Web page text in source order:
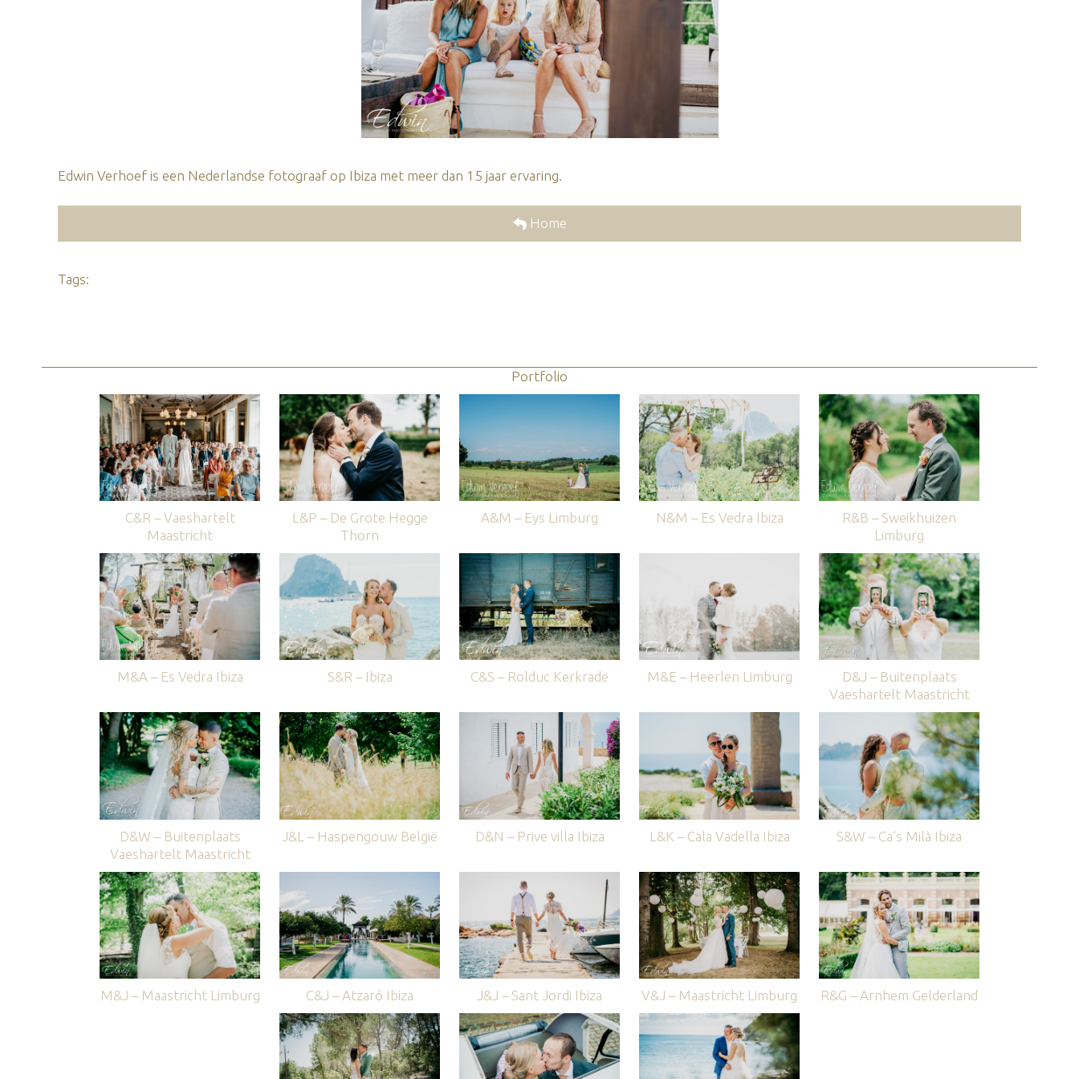
Edwin Verhoef is een Nederlandse fotograaf op Ibiza met meer dan 15 jaar ervaring.
Home
Tags:
Portfolio
C&R – Vaeshartelt
Maastricht
L&P – De Grote Hegge
Thorn
A&M – Eys Limburg N&M – Es Vedra Ibiza
R&B – Sweikhuizen
Limburg
M&A – Es Vedra Ibiza S&R – Ibiza C&S – Rolduc Kerkrade M&E – Heerlen Limburg
D&J – Buitenplaats
Vaeshartelt Maastricht
D&W – Buitenplaats
Vaeshartelt Maastricht
J&L – Haspengouw België D&N – Prive villa Ibiza L&K – Cala Vadella Ibiza S&W – Ca’s Milà Ibiza
M&J – Maastricht Limburg C&J – Atzaró Ibiza J&J – Sant Jordi Ibiza V&J – Maastricht Limburg R&G – Arnhem Gelderland